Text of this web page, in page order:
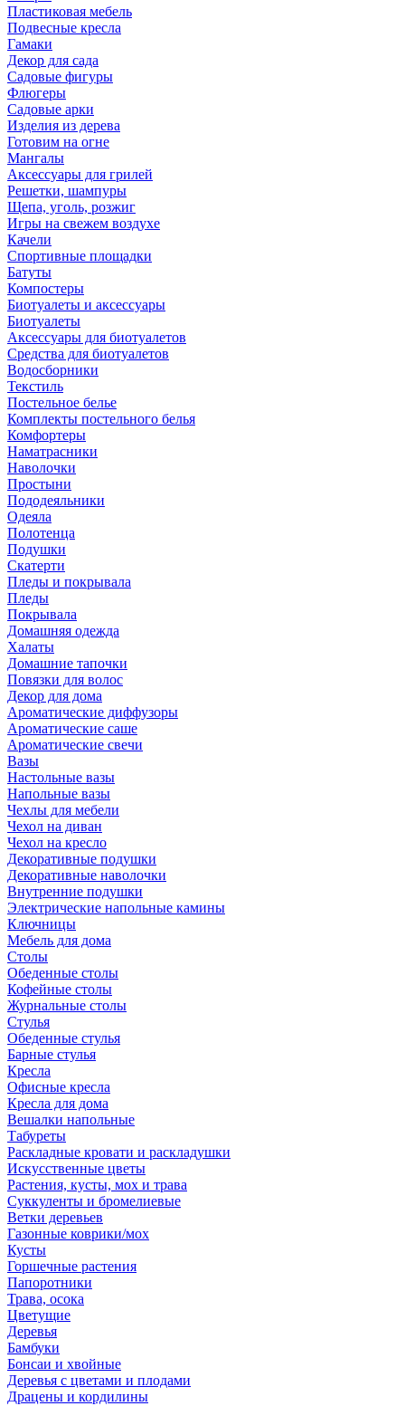
Пластиковая мебель
Подвесные кресла
Гамаки
Декор для сада
Садовые фигуры
Флюгеры
Садовые арки
Изделия из дерева
Готовим на огне
Мангалы
Аксессуары для грилей
Решетки, шампуры
Щепа, уголь, розжиг
Игры на свежем воздухе
Качели
Спортивные площадки
Батуты
Компостеры
Биотуалеты и аксессуары
Биотуалеты
Аксессуары для биотуалетов
Средства для биотуалетов
Водосборники
Текстиль
Постельное белье
Комплекты постельного белья
Комфортеры
Наматрасники
Наволочки
Простыни
Пододеяльники
Одеяла
Полотенца
Подушки
Скатерти
Пледы и покрывала
Пледы
Покрывала
Домашняя одежда
Халаты
Домашние тапочки
Повязки для волос
Декор для дома
Ароматические диффузоры
Ароматические саше
Ароматические свечи
Вазы
Настольные вазы
Напольные вазы
Чехлы для мебели
Чехол на диван
Чехол на кресло
Декоративные подушки
Декоративные наволочки
Внутренние подушки
Электрические напольные камины
Ключницы
Мебель для дома
Столы
Обеденные столы
Кофейные столы
Журнальные столы
Стулья
Обеденные стулья
Барные стулья
Кресла
Офисные кресла
Кресла для дома
Вешалки напольные
Табуреты
Раскладные кровати и раскладушки
Искусственные цветы
Растения, кусты, мох и трава
Суккуленты и бромелиевые
Ветки деревьев
Газонные коврики/мох
Кусты
Горшечные растения
Папоротники
Трава, осока
Цветущие
Деревья
Бамбуки
Бонсаи и хвойные
Деревья с цветами и плодами
Драцены и кордилины